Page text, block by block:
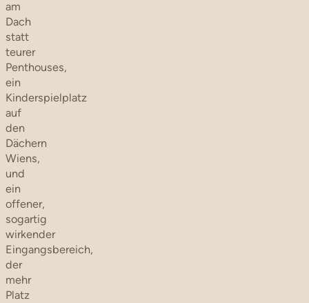
am
Dach
statt
teurer
Penthouses,
ein
Kinderspielplatz
auf
den
Dächern
Wiens,
und
ein
offener,
sogartig
wirkender
Eingangsbereich,
der
mehr
Platz